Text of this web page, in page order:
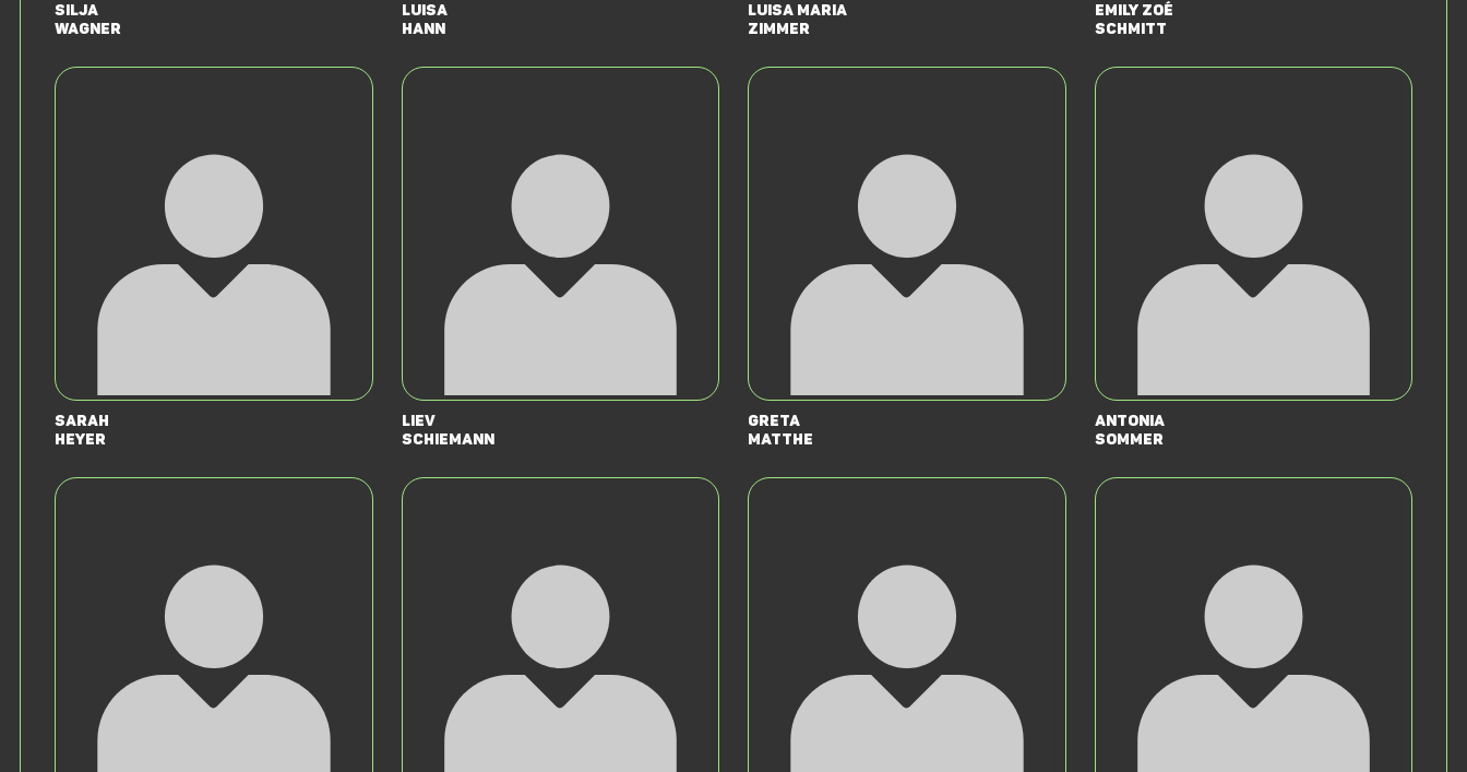
Silja
Wagner
Luisa
Hann
Luisa Maria
Zimmer
Emily Zoé
Schmitt
Sarah
Heyer
Liev
Schiemann
Greta
Matthe
Antonia
Sommer